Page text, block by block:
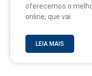
oferecemos o
online, que vai
LEIA MAIS